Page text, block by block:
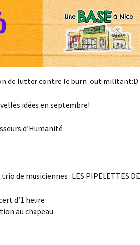
de lutter contre le burn-out militant:D
idées en septembre!
d’Humanité
de musiciennes : LES PIPELETTES DE
d’1 heure
au chapeau